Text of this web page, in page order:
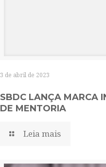
3 de abril de 2023
SBDC LANÇA MARCA
DE MENTORIA
Leia mais